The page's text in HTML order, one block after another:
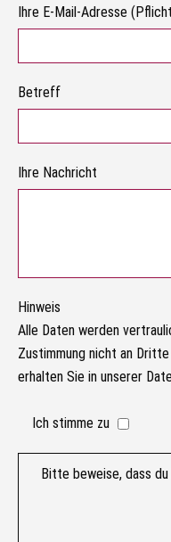
Ihre E-Mail-Adresse
Betreff
Ihre Nachricht
Hinweis
Alle Daten werden
Zustimmung nicht an
erhalten Sie in unserer
Ich stimme zu
Bitte beweise, dass